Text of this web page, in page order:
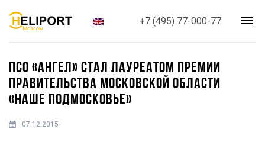
+7 (495) 77-000-77
ПСО «АНГЕЛ» СТАЛ ЛАУРЕАТОМ ПРЕМИИ
ПРАВИТЕЛЬСТВА МОСКОВСКОЙ ОБЛАСТИ
«НАШЕ ПОДМОСКОВЬЕ»
07.12.2015